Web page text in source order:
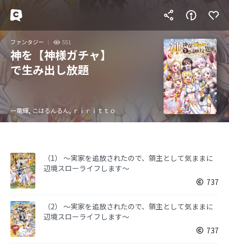
ファンタジー 551
神を【神様ガチャ】
で生み出し放題
一竜輝, こはるんるん, ｒｉｒｉｔｔｏ
（1） ～実家を追放されたので、領主として気ままに
辺境スローライフします～
737
（2） ～実家を追放されたので、領主として気ままに
辺境スローライフします～
737